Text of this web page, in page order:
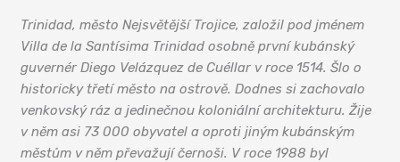
Trinidad, město Nejsvětější Trojice, založil pod jménem
Villa de la Santísima Trinidad osobně první kubánský
guvernér Diego Velázquez de Cuéllar v roce 1514. Šlo o
historicky třetí město na ostrově. Dodnes si zachovalo
venkovský ráz a jedinečnou koloniální architekturu. Žije
v něm asi 73 000 obyvatel a oproti jiným kubánským
městům v něm převažují černoši. V roce 1988 byl